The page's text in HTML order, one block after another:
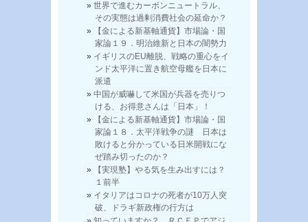
世界で進むカーボンニュートラル、
その実態は過剰消費社会の延命か？
【金による新基軸通貨】市場論・国
家論１９．明治維新と日本の闇勢力
イギリスのEU離脱、戦略の重心をイ
ンド太平洋に置き航空母艦を日本に
派遣
中国が威嚇して米国が兵器を売りつ
ける、お得意さんは「日本」！
【金による新基軸通貨】市場論・国
家論１８．太平洋戦争の謎 日本は
敗けると分かっている日米開戦にな
ぜ踏み切ったのか？
【実現塾】やる気を生み出すには？
１前半
イタリアはコロナの死者が10万人突
破、ドラギ新政権の行方は